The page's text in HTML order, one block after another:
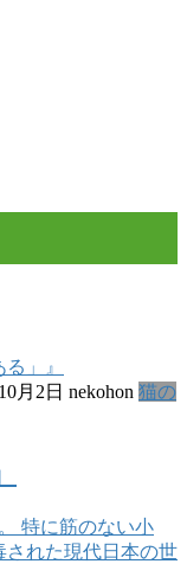
月2日 nekohon 猫の
特に筋のない小
された現代日本の世